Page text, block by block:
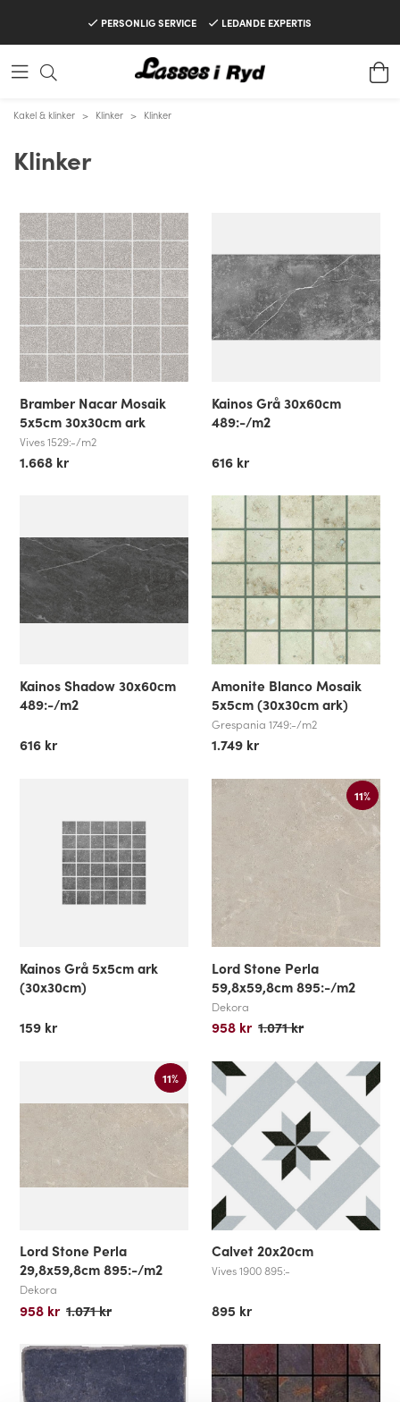
PERSONLIG SERVICE LEDANDE EXPERTIS
Kakel & klinker > Klinker > Klinker
Klinker
Bramber Nacar Mosaik
5x5cm 30x30cm ark
Vives 1529:-/m2
1.668 kr
Kainos Grå 30x60cm
489:-/m2
616 kr
Kainos Shadow 30x60cm
489:-/m2
616 kr
Amonite Blanco Mosaik
5x5cm (30x30cm ark)
Grespania 1749:-/m2
1.749 kr
Kainos Grå 5x5cm ark
(30x30cm)
159 kr
11%
Lord Stone Perla
59,8x59,8cm 895:-/m2
Dekora
958 kr 1.071 kr
11%
Lord Stone Perla
29,8x59,8cm 895:-/m2
Dekora
958 kr 1.071 kr
Calvet 20x20cm
Vives 1900 895:-
895 kr